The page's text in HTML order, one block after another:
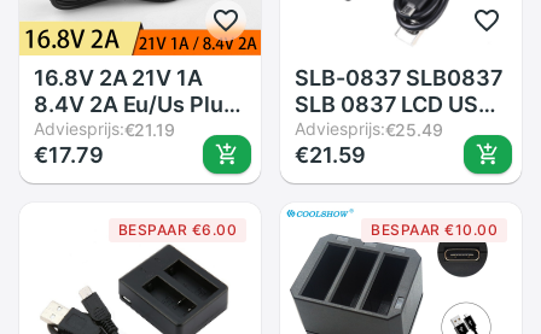
16.8V 2A 21V 1A
8.4V 2A Eu/Us Plug
18650 Lithium
Battery Charger Dc
5.5 Mm * 2.1 Mm
Li-Ion Batterij Wall
Adviesprijs:€21.19
€17.79
SLB-0837 SLB0837
SLB 0837 LCD USB
Batterij Lader Voor
Samsung Digimax i5
i6 i50 L60 NV3 NV7
Camera
Adviesprijs:€25.49
€21.59
BESPAAR €6.00 BESPAAR €10.00